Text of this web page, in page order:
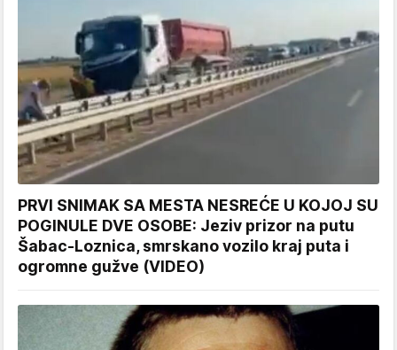
PRVI SNIMAK SA MESTA NESREĆE U KOJOJ SU
POGINULE DVE OSOBE: Jeziv prizor na putu
Šabac-Loznica, smrskano vozilo kraj puta i
ogromne gužve (VIDEO)